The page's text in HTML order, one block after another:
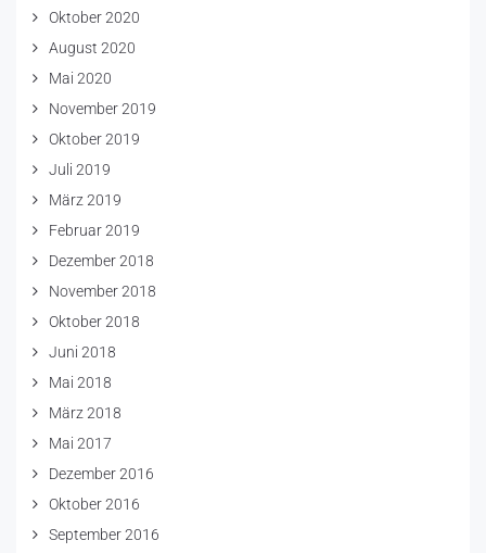
Oktober 2020
August 2020
Mai 2020
November 2019
Oktober 2019
Juli 2019
März 2019
Februar 2019
Dezember 2018
November 2018
Oktober 2018
Juni 2018
Mai 2018
März 2018
Mai 2017
Dezember 2016
Oktober 2016
September 2016